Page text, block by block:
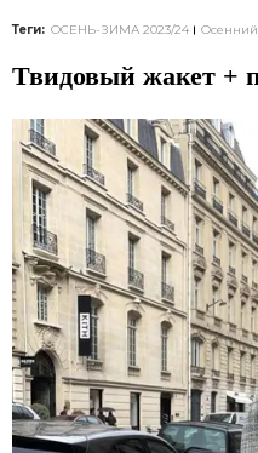
Теги: ОСЕНЬ-ЗИМА 2023/24
Твидовый жакет +